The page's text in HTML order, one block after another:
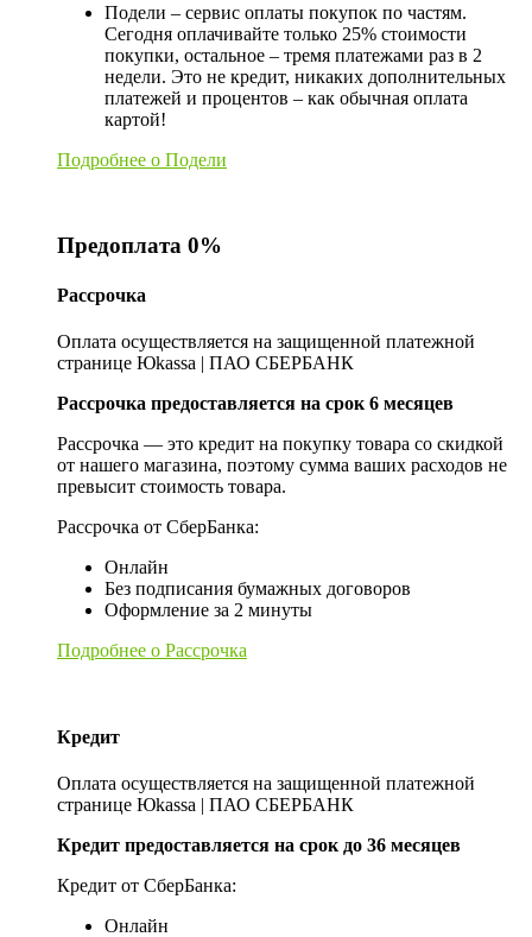
Подели – сервис оплаты покупок по частям.
Сегодня оплачивайте только 25% стоимости
покупки, остальное – тремя платежами раз в 2
недели. Это не кредит, никаких дополнительных
платежей и процентов – как обычная оплата
картой!
Подробнее о Подели
Предоплата 0%
Рассрочка
Оплата осуществляется на защищенной платежной
странице Юkassa | ПАО СБЕРБАНК
Рассрочка предоставляется на срок 6 месяцев
Рассрочка — это кредит на покупку товара со скидкой
от нашего магазина, поэтому сумма ваших расходов не
превысит стоимость товара.
Рассрочка от СберБанка:
Онлайн
Без подписания бумажных договоров
Оформление за 2 минуты
Подробнее о Рассрочка
Кредит
Оплата осуществляется на защищенной платежной
странице Юkassa | ПАО СБЕРБАНК
Кредит предоставляется на срок до 36 месяцев
Кредит от СберБанка:
Онлайн